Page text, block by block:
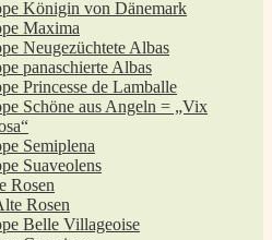
Königin von Dänemark
Maxima
Neugezüchtete Albas
panaschierte Albas
Princesse de Lamballe
Schöne aus Angeln = „Vix
Semiplena
Suaveolens
Rosen
Rosen
Belle Villageoise